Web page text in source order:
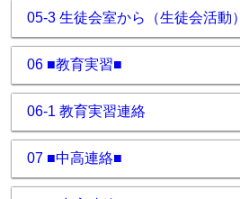
05-3 生徒会室から（生徒会活動）
06 ■教育実習■
06-1 教育実習連絡
07 ■中高連絡■